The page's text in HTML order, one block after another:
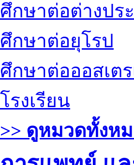
ศึกษาต่อต่างปร
ศึกษาต่อยุโรป
ศึกษาต่อออสเตร
โรงเรียน
>> ดูหมวดทั้งห